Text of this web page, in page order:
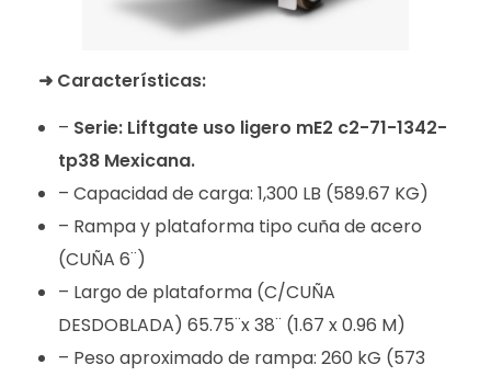
➜ Características:
– Serie: Liftgate uso ligero mE2 c2-71-1342-
tp38 Mexicana.
– Capacidad de carga: 1,300 LB (589.67 KG)
– Rampa y plataforma tipo cuña de acero
(CUÑA 6¨)
– Largo de plataforma (C/CUÑA
DESDOBLADA) 65.75¨x 38¨ (1.67 x 0.96 M)
– Peso aproximado de rampa: 260 kG (573